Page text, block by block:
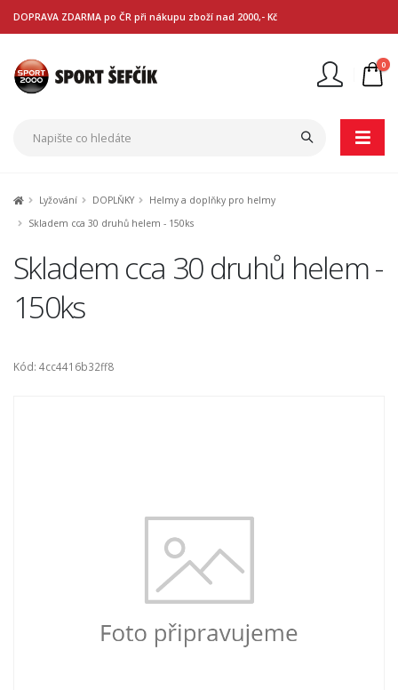
DOPRAVA ZDARMA po ČR při nákupu zboží nad 2000,- Kč
0
Lyžování DOPLŇKY
Helmy a doplňky pro helmy
Skladem cca 30 druhů helem - 150ks
Skladem cca 30 druhů helem -
150ks
Kód: 4cc4416b32ff8